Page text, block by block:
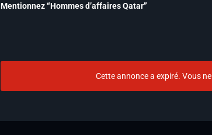
Mentionnez “Hommes d’affaires Qatar”
Cette annonce a expiré. Vous